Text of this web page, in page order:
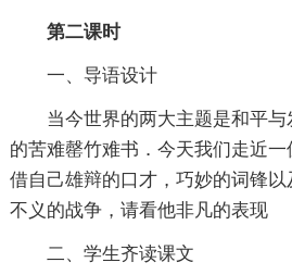
第二课时
一、导语设计
当今世界的两大主题是和平
的苦难罄竹难书．今天我们走近
借自己雄辩的口才，巧妙的词锋
不义的战争，请看他非凡的表现
二、学生齐读课文